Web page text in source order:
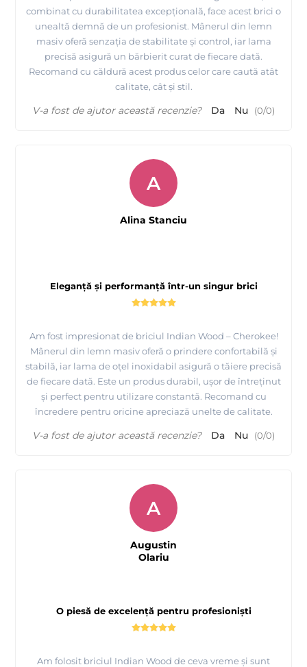
combinat cu durabilitatea excepțională, face acest brici o
unealtă demnă de un profesionist. Mânerul din lemn
masiv oferă senzația de stabilitate și control, iar lama
precisă asigură un bărbierit curat de fiecare dată.
Recomand cu căldură acest produs celor care caută atât
calitate, cât și stil.
V-a fost de ajutor această recenzie? Da Nu (0/0)
Eleganță și performanță într-un singur brici
Am fost impresionat de briciul Indian Wood – Cherokee!
Mânerul din lemn masiv oferă o prindere confortabilă și
stabilă, iar lama de oțel inoxidabil asigură o tăiere precisă
de fiecare dată. Este un produs durabil, ușor de întreținut
și perfect pentru utilizare constantă. Recomand cu
încredere pentru oricine apreciază unelte de calitate.
A
Alina Stanciu
V-a fost de ajutor această recenzie? Da Nu (0/0)
O piesă de excelență pentru profesioniști
Am folosit briciul Indian Wood de ceva vreme și sunt
A
Augustin
Olariu